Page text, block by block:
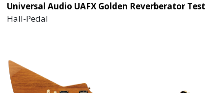
Universal Audio UAFX Golden Reverberator Test
Hall-Pedal